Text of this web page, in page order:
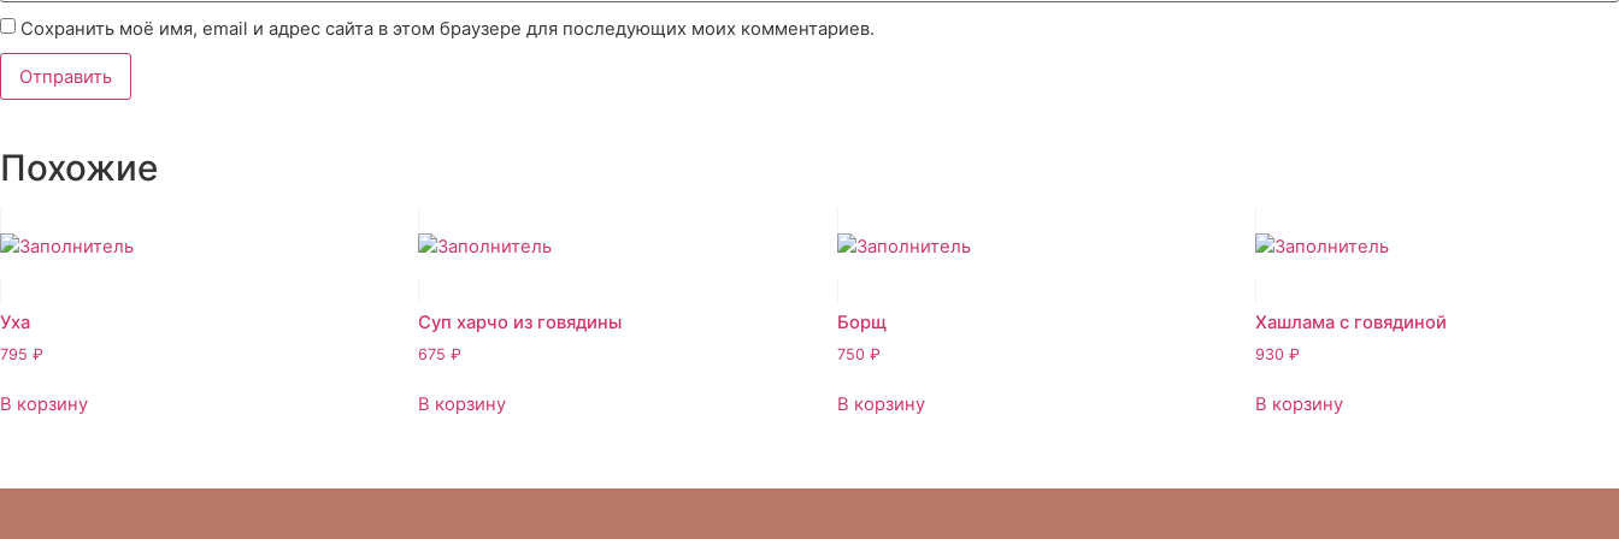
Сохранить моё имя, email и адрес сайта в этом браузере для последующих моих комментариев.
Похожие
Уха
795 ₽
В корзину
Суп харчо из говядины
675₽
В корзину
Борщ
750 ₽
В корзину
Хашлама с говядиной
930₽
В корзину